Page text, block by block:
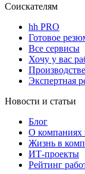
Соискателям
hh PRO
Готовое
Все сервисы
Хочу у вас
Экспертная
Новости и статьи
Блог
О компаниях
Жизнь в
ИТ-проекты
Рейтинг